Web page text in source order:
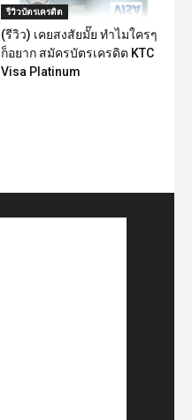
รีวิวบัตรเครดิต
(รีวิว) เคยสงสัยมั๊ย ทำไมใครๆ
ก็อยาก สมัครบัตรเครดิต KTC
Visa Platinum